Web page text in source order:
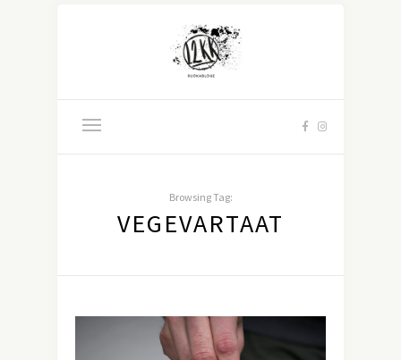
Browsing Tag:
VEGEVARTAAT